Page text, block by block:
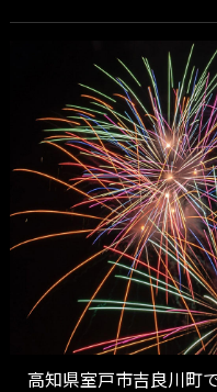
高知県室戸市吉良川町